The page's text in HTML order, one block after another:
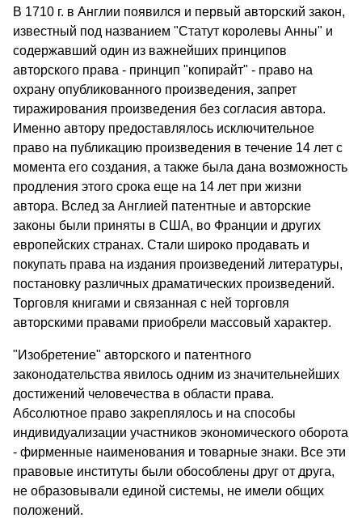
В 1710 г. в Англии появился и первый авторский закон,
известный под названием "Статут королевы Анны" и
содержавший один из важнейших принципов
авторского права - принцип "копирайт" - право на
охрану опубликованного произведения, запрет
тиражирования произведения без согласия автора.
Именно автору предоставлялось исключительное
право на публикацию произведения в течение 14 лет с
момента его создания, а также была дана возможность
продления этого срока еще на 14 лет при жизни
автора. Вслед за Англией патентные и авторские
законы были приняты в США, во Франции и других
европейских странах. Стали широко продавать и
покупать права на издания произведений литературы,
постановку различных драматических произведений.
Торговля книгами и связанная с ней торговля
авторскими правами приобрели массовый характер.
"Изобретение" авторского и патентного
законодательства явилось одним из значительнейших
достижений человечества в области права.
Абсолютное право закреплялось и на способы
индивидуализации участников экономического оборота
- фирменные наименования и товарные знаки. Все эти
правовые институты были обособлены друг от друга,
не образовывали единой системы, не имели общих
положений.